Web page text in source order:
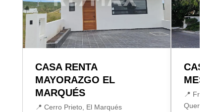
CASA RENTA
MAYORAZGO EL
MARQUÉS
📍 Cerro Prieto, El Marqués
CASA
📍
Querétaro